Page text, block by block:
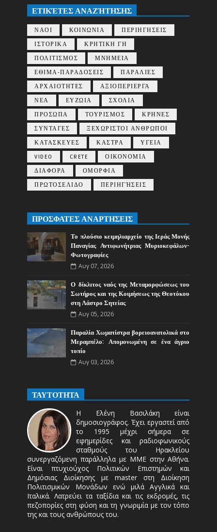
ΕΤΙΚΈΤΕΣ ΑΝΑΖΉΤΗΣΗΣ
ΝΑΟΙ ΚΟΙΝΩΝΙΑ
ΠΕΡΙΗΓΗΣΕΙΣ
ΙΣΤΟΡΙΚΑ
ΚΡΗΤΙΚΗ ΓΗ
ΠΟΛΙΤΙΣΜΟΣ
ΜΝΗΜΕΙΑ
ΕΘΙΜΑ-ΠΑΡΑΔΟΣΕΙΣ
ΠΑΡΑΛΙΕΣ
ΑΡΧΑΙΟΤΗΤΕΣ
ΑΞΙΟΠΕΡΙΕΡΓΑ
ΝΕΑ
ΕΥΖΩΙΑ
ΣΧΟΛΙΑ
ΠΡΟΣΩΠΑ
ΤΟΥΡΙΣΜΟΣ
ΚΡΗΝΕΣ
ΣΥΝΤΑΓΕΣ
ΞΕΧΩΡΙΣΤΟΙ ΑΝΘΡΩΠΟΙ
ΚΑΤΑΣΚΕΥΕΣ
ΚΑΣΤΡΑ
ΥΓΕΙΑ
VIDEO
CRETE
ΟΙΚΟΝΟΜΙΑ
ΔΙΑΦΟΡΑ
ΟΜΟΡΦΙΑ
ΠΡΩΤΟΣΕΛΙΔΟ
ΠΕΡΙΗΓΉΣΕΙΣ
ΠΡΟΣΦΑΤΕΣ ΑΝΑΡΤΗΣΕΙΣ
Το πλούσιο κειμηλιαρχείο της Ιεράς Μονής
Παναγίας Αντιφωνήτριας Μυριοκεφάλων-
Φωτογραφίες
Αυγ 07, 2026
Ο δίκλιτος ναός της Μεταμορφώσεως του
Σωτήρος και της Κοιμήσεως της Θεοτόκου
στη Λάστρο Σητείας
Αυγ 05, 2026
Παραλία Χωματίστρα βορειοανατολικά στο
Μεραμπέλο: Απομονωμένη σε ένα άγριο
τοπίο
Αυγ 03, 2026
ΤΑΥΤΟΤΗΤΑ
Η Ελένη Βασιλάκη είναι
δημοσιογράφος. Έχει εργαστεί από
το 1995 μέχρι σήμερα σε
εφημερίδες και ραδιοφωνικούς
σταθμούς του Ηρακλείου
συνεργαζόμενη παράλληλα με ΜΜΕ στην Αθήνα.
Είναι πτυχιούχος Πολιτικών Επιστημών και
Δημόσιας Διοίκησης με master στη Διοίκηση
Πολιτισμικών Μονάδων ενώ μιλά Αγγλικά και
Ιταλικά. Λατρεύει τα ταξίδια και τις εκδρομές, τις
πεζοπορίες στη φύση και τη γνωριμία με τον τόπο
της και τους ανθρώπους του.